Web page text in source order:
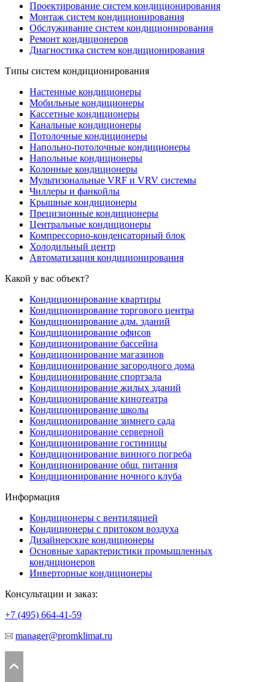
Проектирование систем кондиционирования
Монтаж систем кондиционирования
Обслуживание систем кондиционирования
Ремонт кондиционеров
Диагностика систем кондиционирования
Типы систем кондиционирования
Настенные кондиционеры
Мобильные кондиционеры
Кассетные кондиционеры
Канальные кондиционеры
Потолочные кондиционеры
Напольно-потолочные кондиционеры
Напольные кондиционеры
Колонные кондиционеры
Мультизональные VRF и VRV системы
Чиллеры и фанкойлы
Крышные кондиционеры
Прецизионные кондиционеры
Центральные кондиционеры
Компрессорно-конденсаторный блок
Холодильный центр
Автоматизация кондиционирования
Какой у вас объект?
Кондиционирование квартиры
Кондиционирование торгового центра
Кондиционирование адм. зданий
Кондиционирование офисов
Кондиционирование бассейна
Кондиционирование магазинов
Кондиционирование загородного дома
Кондиционирование спортзала
Кондиционирование жилых зданий
Кондиционирование кинотеатра
Кондиционирование школы
Кондиционирование зимнего сада
Кондиционирование серверной
Кондиционирование гостиницы
Кондиционирование винного погреба
Кондиционирование общ. питания
Кондиционирование ночного клуба
Информация
Кондиционеры с вентиляцией
Кондиционеры с притоком воздуха
Дизайнерские кондиционеры
Основные характеристики промышленных
кондиционеров
Инверторные кондиционеры
Консультации и заказ:
+7 (495) 664-41-59
manager@promklimat.ru